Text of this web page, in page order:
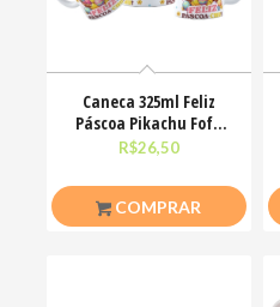
Caneca 325ml Feliz
Páscoa Pikachu Fofo
divertido
R$26,50
COMPRAR